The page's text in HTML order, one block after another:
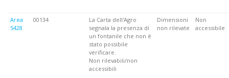
Area
5428
00134
La Carta dell'Agro
segnala la presenza di
un fontanile che non è
stato possibile
verificare.
Non rilevabili/non
accessibili
Dimensioni
non rilevate
Non
accessibile